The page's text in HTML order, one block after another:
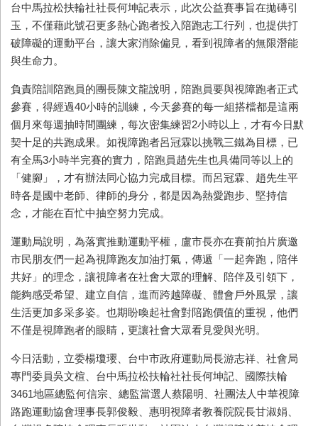
台中馬拉松扶輪社社長何坤記表示，此次公益賽事旨在拋磚引
玉，不僅藉此號召更多熱心跑者投入陪跑志工行列，也提供打
破障礙的運動平台，讓大家消除偏見，看到視障者的無限潛能
與生命力。
負責陪訓陪跑員的團長陳文龍說明，陪跑員要與視障跑者正式
參賽，得經過40小時的訓練，今天參賽的每一組搭檔都是這兩
個月來每週抽時間團練，每次密集練習2小時以上，才有今日默
契十足的共跑成果。如視障跑者呂冠霖以挑戰三鐵為目標，已
有全馬3小時半完賽的實力，陪跑員趙先生也具備同等以上的
「健腳」，才有辦法同心協力完成目標。而呂冠霖、趙先生平
時各是國中老師、律師的身分，都是因為熱愛跑步、堅持信
念，才能在百忙中抽空努力完成。
運動局說明，為落實推動運動平權，盧市長亦在賽前拍片廣邀
市民朋友們一起為視障跑友加油打氣，傳遞「一起奔跑，陪伴
共好」的理念，讓視障者在社會大眾的理解、陪伴及引領下，
能夠感受希望、建立自信，進而跨越障礙、體會戶外風景，讓
生活更加多采多姿。也期盼喚起社會對陪跑價值的重視，他們
不僅是視障跑者的眼睛，更讓社會大眾看見愛與光明。
今日活動，立委楊瓊瓔、台中市政府運動局長游志祥、社會局
專門委員吳文楦、台中馬拉松扶輪社社長何坤記、國際扶輪
3461地區總監何信宗、總監當選人蔡陽明、社團法人中華視障
路跑運動協會理事長郭俊毅、惠明視障者教養院院長甘淑娟、